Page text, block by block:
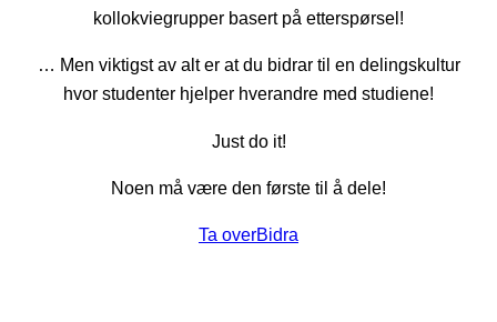
kollokviegrupper basert på etterspørsel!
… Men viktigst av alt er at du bidrar til en delingskultur
hvor studenter hjelper hverandre med studiene!
Just do it!
Noen må være den første til å dele!
Ta overBidra